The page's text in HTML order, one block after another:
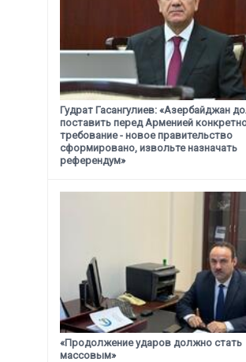
Гудрат Гасангулиев: «Азербайджан
поставить перед Арменией
требование - новое правительство
сформировано, извольте назначать
референдум»
«Продолжение ударов должно стать
массовым»